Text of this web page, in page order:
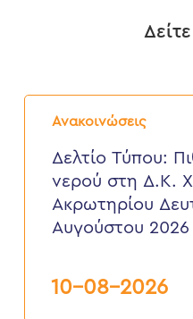
Ανακοινώσεις
Δελτίο
Τύπου:
διακοπή
νερού
Χορδακίου
Δευτέρα
Δελτίο Τύπου:
νερού στη Δ.Κ.
Ακρωτηρίου
Αυγούστου 2026
10-08-2026